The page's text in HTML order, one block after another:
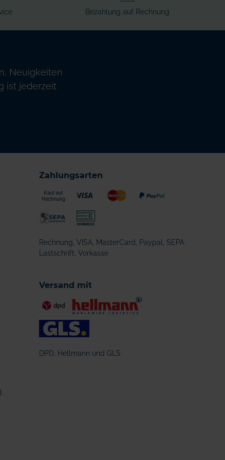
Bezahlung auf Rechnung
Neuigkeiten
ist jederzeit
Zahlungsarten
Rechnung, VISA, MasterCard, Paypal, SEPA
Lastschrift, Vorkasse
Versand mit
DPD, Hellmann und GLS